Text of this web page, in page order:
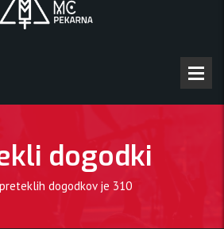
dogodki
dogodkov je 310